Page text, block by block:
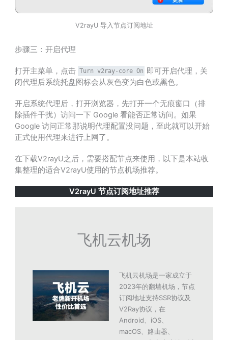
V2rayU 导入节点订阅地址
步骤三：开启代理
打开主菜单，点击 Turn v2ray-core On 即可开启代理，关
闭代理后系统托盘图标会从灰色变为白色或黑色。
开启系统代理后，打开浏览器，先打开一个无痕窗口（排
除插件干扰）访问一下 Google 看能否正常访问。如果
Google 访问正常那说明代理配置没问题，至此就可以开始
正式使用代理来进行上网了。
在下载V2rayU之后，需要搭配节点来使用，以下是本站收
集整理的适合V2rayU使用的节点机场推荐。
V2rayU 节点订阅地址推荐
飞机云机场
飞机云机场是一家成立于
2023年的翻墙机场，节点
订阅地址支持SSR协议及
V2Ray协议，在
Android、iOS、
macOS、路由器、